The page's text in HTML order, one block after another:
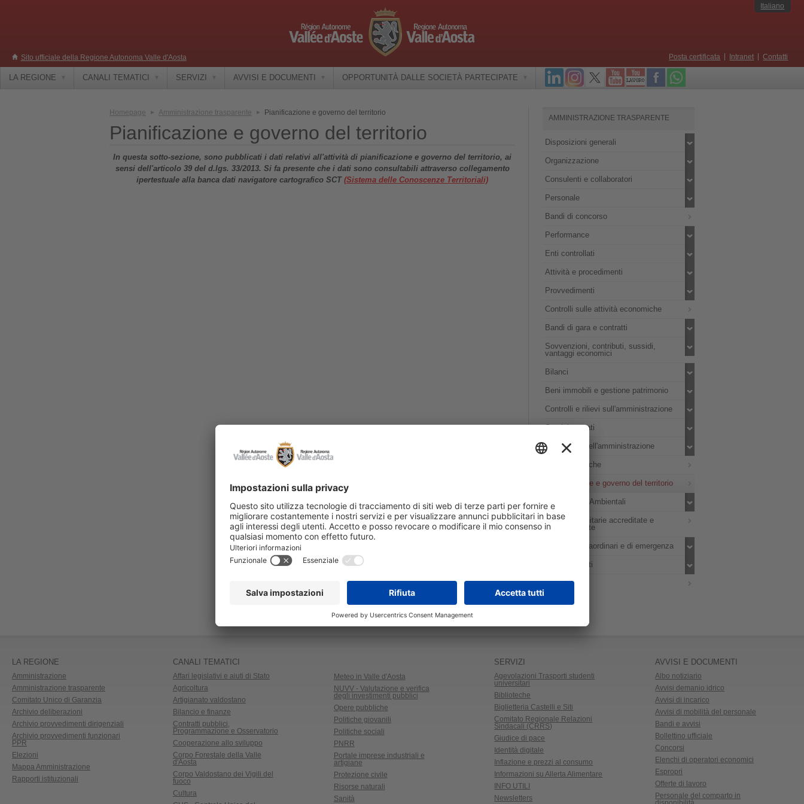
Sito ufficiale della Regione Autonoma Valle d'Aosta
Italiano
Posta certificata Intranet Contatti
LA REGIONE CANALI TEMATICI SERVIZI AVVISI E DOCUMENTI OPPORTUNITÀ DALLE SOCIETÀ PARTECIPATE
Homepage Amministrazione trasparente Pianificazione e governo del territorio
Pianificazione e governo del territorio
In questa sotto-sezione, sono pubblicati i dati relativi all'attività di pianificazione e governo del territorio, ai
sensi dell'articolo 39 del d.lgs. 33/2013. Si fa presente che i dati sono consultabili attraverso collegamento
ipertestuale alla banca dati navigatore cartografico SCT (Sistema delle Conoscenze Territoriali)
AMMINISTRAZIONE TRASPARENTE
Disposizioni generali
Organizzazione
Consulenti e collaboratori
Personale
Bandi di concorso
Performance
Enti controllati
Attività e procedimenti
Provvedimenti
Controlli sulle attività economiche
Bandi di gara e contratti
Sovvenzioni, contributi, sussidi,
vantaggi economici
Bilanci
Beni immobili e gestione patrimonio
Controlli e rilievi sull'amministrazione
Servizi erogati
Pagamenti dell'amministrazione
Opere pubbliche
Pianificazione e governo del territorio
Informazioni Ambientali
Strutture sanitarie accreditate e
convenzionate
Interventi straordinari e di emergenza
Altri contenuti
URP
LA REGIONE
Amministrazione
Amministrazione trasparente
Comitato Unico di Garanzia
Archivio deliberazioni
Archivio provvedimenti dirigenziali
Archivio provvedimenti funzionari
PPR
Elezioni
Mappa Amministrazione
Rapporti istituzionali
CANALI TEMATICI
Affari legislativi e aiuti di Stato
Agricoltura
Artigianato valdostano
Bilancio e finanze
Contratti pubblici,
Programmazione e Osservatorio
Cooperazione allo sviluppo
Corpo Forestale della Valle
d'Aosta
Corpo Valdostano dei Vigili del
fuoco
Cultura
Meteo in Valle d'Aosta
NUVV - Valutazione e verifica
degli investimenti pubblici
Opere pubbliche
Politiche giovanili
Politiche sociali
PNRR
Portale imprese industriali e
artigiane
Protezione civile
Risorse naturali
Sanità
SERVIZI
Agevolazioni Trasporti studenti
universitari
Biblioteche
Biglietteria Castelli e Siti
Comitato Regionale Relazioni
Sindacali (CRRS)
Giudice di pace
Identità digitale
Inflazione e prezzi al consumo
Informazioni su Allerta Alimentare
INFO UTILI
Newsletters
AVVISI E DOCUMENTI
Albo notiziario
Avvisi demanio idrico
Avvisi di incarico
Avvisi di mobilità del personale
Bandi e avvisi
Bollettino ufficiale
Concorsi
Elenchi di operatori economici
Espropri
Offerte di lavoro
Personale del comparto in